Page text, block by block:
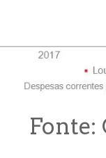
Fonte: